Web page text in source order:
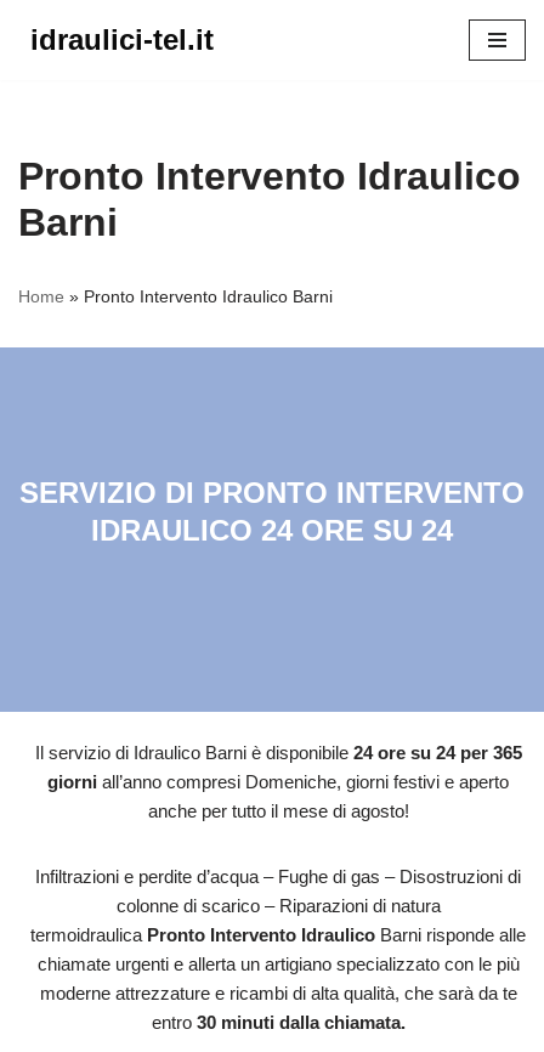
idraulici-tel.it
Home » Pronto Intervento Idraulico Barni
Pronto Intervento Idraulico
Barni
SERVIZIO DI PRONTO INTERVENTO
IDRAULICO 24 ORE SU 24
Il servizio di Idraulico Barni è disponibile 24 ore su 24 per 365
giorni all’anno compresi Domeniche, giorni festivi e aperto
anche per tutto il mese di agosto!
Infiltrazioni e perdite d’acqua – Fughe di gas – Disostruzioni di
colonne di scarico – Riparazioni di natura
termoidraulica Pronto Intervento Idraulico Barni risponde alle
chiamate urgenti e allerta un artigiano specializzato con le più
moderne attrezzature e ricambi di alta qualità, che sarà da te
entro30 minuti dalla chiamata.